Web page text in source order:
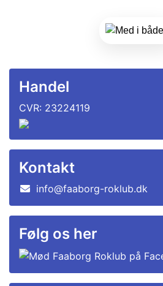
Handel
CVR: 23224119
Kontakt
info@faaborg-roklub.dk
Følg os her